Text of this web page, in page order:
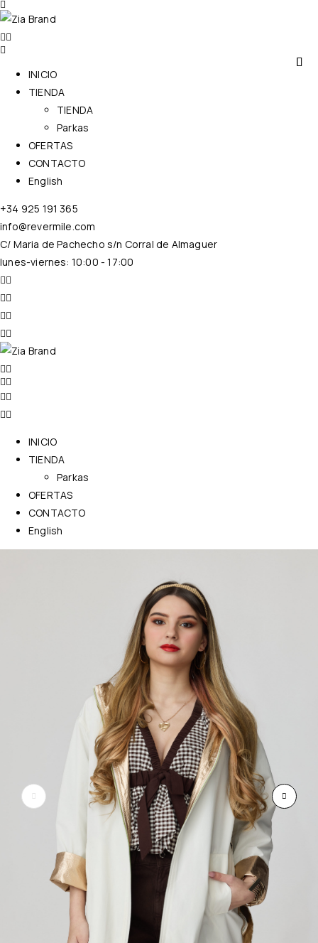
INICIO
TIENDA
TIENDA
Parkas
OFERTAS
CONTACTO
English
+34 925 191 365
info@revermile.com
C/ Maria de Pachecho s/n Corral de Almaguer
lunes-viernes: 10:00 - 17:00
INICIO
TIENDA
Parkas
OFERTAS
CONTACTO
English